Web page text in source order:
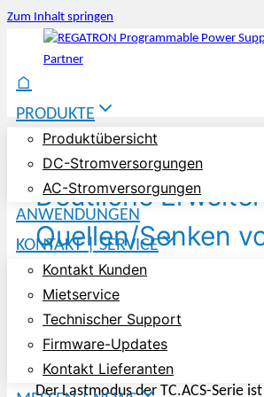
Zum Inhalt springen
⌂
PRODUKTE
Produktübersicht
DC-Stromversorgungen
AC-Stromversorgungen
ANWENDUNGEN
KONTAKT | SERVICE
Kontakt Kunden
Mietservice
Technischer Support
Firmware-Updates
Kontakt Lieferanten
Deutliche
Quellen/Senken
September 28, 2023
Das Anwendungsspektrum der
und ermöglicht Belastungstests
Der Lastmodus der TC.ACS-Serie